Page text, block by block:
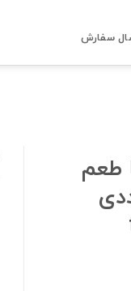
سفارش
طعم
عددی